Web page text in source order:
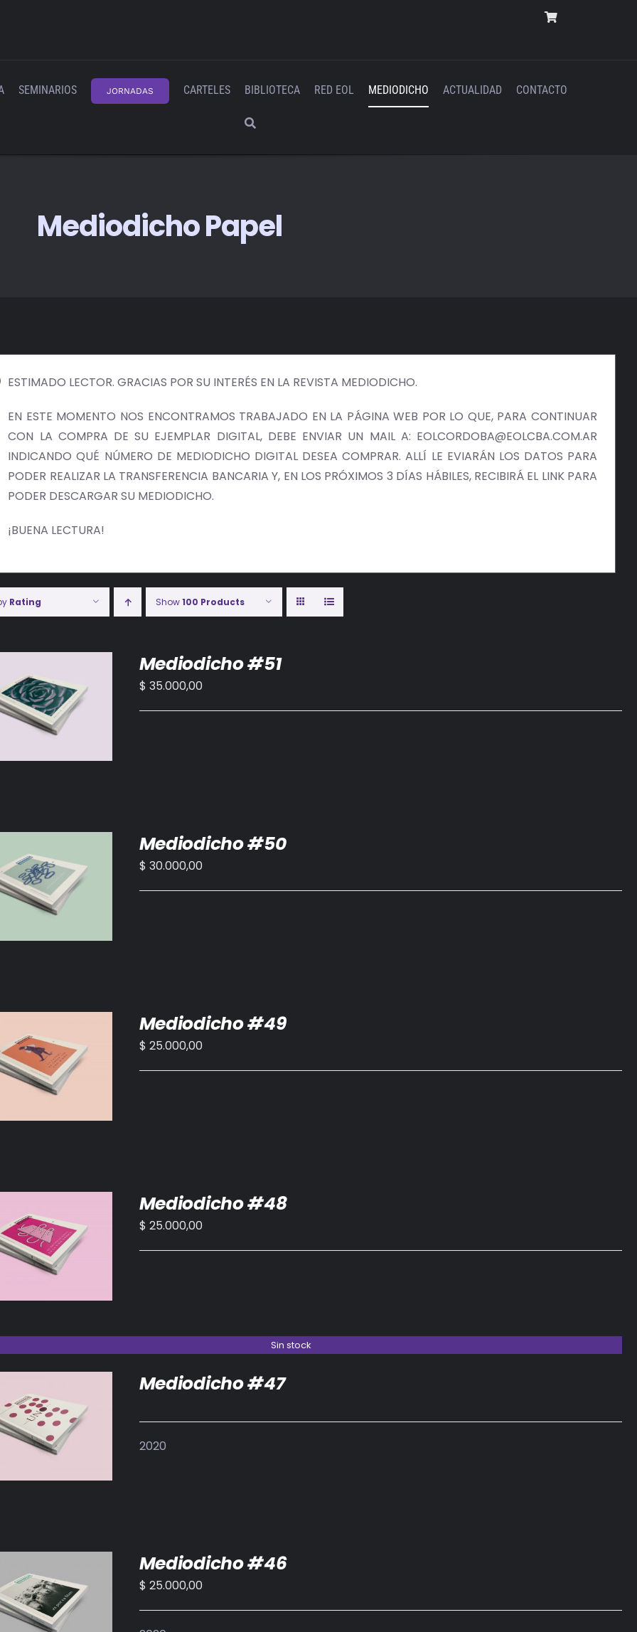
SEMINARIOS JORNADAS CARTELES BIBLIOTECA RED EOL MEDIODICHO ACTUALIDAD CONTACTO
Mediodicho Papel
ESTIMADO LECTOR. GRACIAS POR SU INTERÉS EN LA REVISTA MEDIODICHO.
EN ESTE MOMENTO NOS ENCONTRAMOS TRABAJADO EN LA PÁGINA WEB POR LO QUE, PARA CONTINUAR
CON LA COMPRA DE SU EJEMPLAR DIGITAL, DEBE ENVIAR UN MAIL A: EOLCORDOBA@EOLCBA.COM.AR
INDICANDO QUÉ NÚMERO DE MEDIODICHO DIGITAL DESEA COMPRAR. ALLÍ LE EVIARÁN LOS DATOS PARA
PODER REALIZAR LA TRANSFERENCIA BANCARIA Y, EN LOS PRÓXIMOS 3 DÍAS HÁBILES, RECIBIRÁ EL LINK PARA
PODER DESCARGAR SU MEDIODICHO.
¡BUENA LECTURA!
Rating Show100 Products
AL CARRITO
DETALLES
Mediodicho #51
$ 35.000,00
AL CARRITO
DETALLES
Mediodicho #50
$ 30.000,00
AL CARRITO
DETALLES
Mediodicho #49
$ 25.000,00
AL CARRITO
DETALLES
Mediodicho #48
$ 25.000,00
Sin stock
DETALLES
Mediodicho #47
2020
AL CARRITO
DETALLES
Mediodicho #46
$ 25.000,00